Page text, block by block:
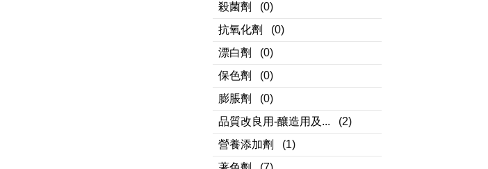
殺菌劑
(0)
抗氧化劑
(0)
漂白劑
(0)
保色劑
(0)
膨脹劑
(0)
品質改良用-釀造用及...
(2)
營養添加劑
(1)